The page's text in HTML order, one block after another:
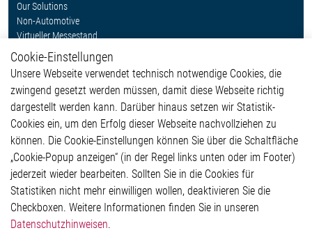
Our Solutions
Non-Automotive
Virtueller Messestand
Weitere Links
Glossar
Kontakt
Hinweisgeberschutzsystem
Impressum
Datenschutzerklärung
Cookie-Popup anzeigen
Cookie-Einstellungen
Unsere Webseite verwendet technisch notwendige Cookies, die
zwingend gesetzt werden müssen, damit diese Webseite richtig
dargestellt werden kann. Darüber hinaus setzen wir Statistik-
Cookies ein, um den Erfolg dieser Webseite nachvollziehen zu
können. Die Cookie-Einstellungen können Sie über die Schaltfläche
„Cookie-Popup anzeigen“ (in der Regel links unten oder im Footer)
jederzeit wieder bearbeiten. Sollten Sie in die Cookies für
Statistiken nicht mehr einwilligen wollen, deaktivieren Sie die
Checkboxen. Weitere Informationen finden Sie in unseren
Datenschutzhinweisen.